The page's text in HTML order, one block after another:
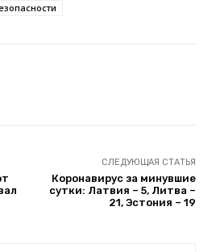
СЛЕДУЮЩАЯ СТАТЬЯ
Коронавирус за минувшие
сутки: Латвия – 5, Литва –
21, Эстония – 19